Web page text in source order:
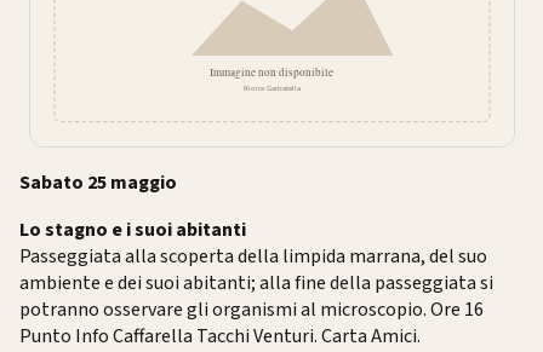
Sabato 25 maggio
Lo stagno e i suoi abitanti
Passeggiata alla scoperta della limpida marrana, del suo
ambiente e dei suoi abitanti; alla fine della passeggiata si
potranno osservare gli organismi al microscopio. Ore 16
Punto Info Caffarella Tacchi Venturi. Carta Amici.